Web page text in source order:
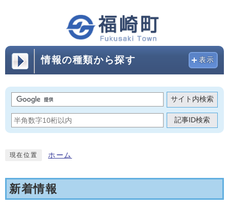
情報の種類から探す 表示
サイト内検索
記事ID検索
現在位置 ホーム
新着情報